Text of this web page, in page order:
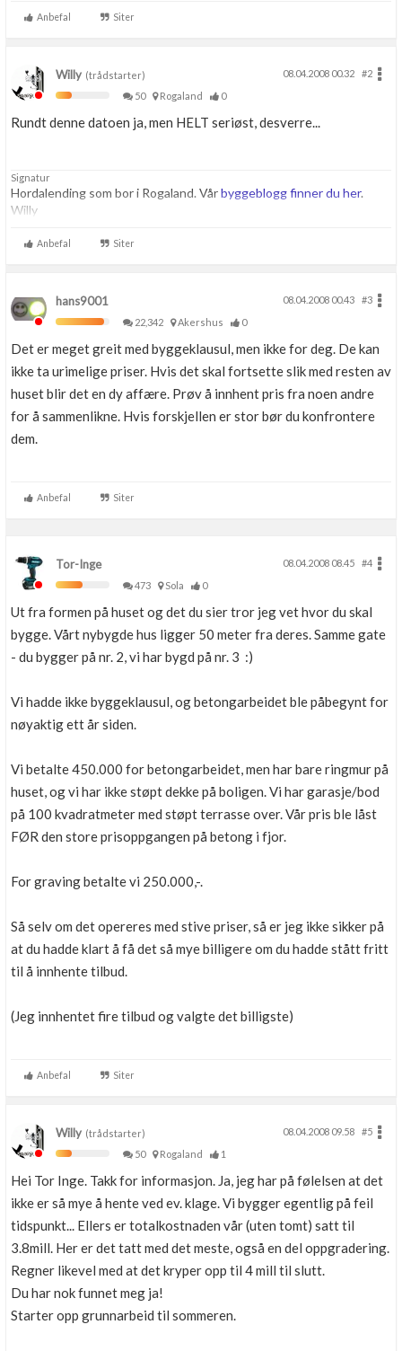
260m2 bta trehus etter TEK07, Thermia Optimum G2 8kw i serie
Anbefal Siter
Willy (trådstarter) 08.04.2008 00.32
#2
50
Rogaland 0
Rundt denne datoen ja, men HELT seriøst, desverre...
Signatur
Hordalending som bor i Rogaland. Vårbyggeblogg finner du her.
Willy
Anbefal Siter
hans9001 08.04.2008 00.43
#3
22,342
Akershus 0
Det er meget greit med byggeklausul, men ikke for deg. De kan
ikke ta urimelige priser. Hvis det skal fortsette slik med resten av
huset blir det en dy affære. Prøv å innhent pris fra noen andre
for å sammenlikne. Hvis forskjellen er stor bør du konfrontere
dem.
Anbefal Siter
Tor-Inge 08.04.2008 08.45
#4
473
Sola 0
Ut fra formen på huset og det du sier tror jeg vet hvor du skal
bygge. Vårt nybygde hus ligger 50 meter fra deres. Samme gate
- du bygger på nr. 2, vi har bygd på nr. 3 :)
Vi hadde ikke byggeklausul, og betongarbeidet ble påbegynt for
nøyaktig ett år siden.
Vi betalte 450.000 for betongarbeidet, men har bare ringmur på
huset, og vi har ikke støpt dekke på boligen. Vi har garasje/bod
på 100 kvadratmeter med støpt terrasse over. Vår pris ble låst
FØR den store prisoppgangen på betong i fjor.
For graving betalte vi 250.000,-.
Så selv om det opereres med stive priser, så er jeg ikke sikker på
at du hadde klart å få det så mye billigere om du hadde stått fritt
til å innhente tilbud.
(Jeg innhentet fire tilbud og valgte det billigste)
Anbefal Siter
Willy (trådstarter) 08.04.2008 09.58
#5
50
Rogaland 1
Hei Tor Inge. Takk for informasjon. Ja, jeg har på følelsen at det
ikke er så mye å hente ved ev. klage. Vi bygger egentlig på feil
tidspunkt... Ellers er totalkostnaden vår (uten tomt) satt til
3.8mill. Her er det tatt med det meste, også en del oppgradering.
Regner likevel med at det kryper opp til 4 mill til slutt.
Du har nok funnet meg ja!
Starter opp grunnarbeid til sommeren.